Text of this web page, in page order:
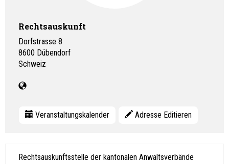
Rechtsauskunft
Dorfstrasse 8
8600 Dübendorf
Schweiz
Veranstaltungskalender Adresse Editieren
Rechtsauskunftsstelle der kantonalen Anwaltsverbände